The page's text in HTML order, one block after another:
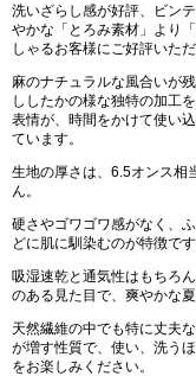
洗いざらし感が好評、ビン
やかな「とろみ素材」より
しゃるお客様にご好評いた
麻のナチュラルな風合いが
ししたかの様な独特の加工
表情が、時間をかけて使い
ています。
生地の厚さは、6.5オンス相
ん。
硬さやゴワゴワ感がなく、
どに肌に馴染むのが特徴です
吸湿速乾と通気性はもちろ
のある見た目で、爽やかな
天然繊維の中でも特に丈夫
が増す性質で、使い、洗う
をお楽しみください。